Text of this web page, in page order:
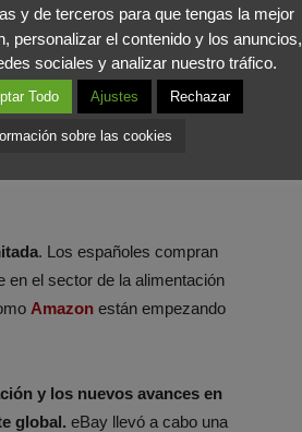
para los comercios y los
click, eligiendodónde, cuándo
por ir físicamente al
del comercio. Hoy
. Los españoles compran
en el sector de la alimentación
Amazon están empezando
y los nuevos avances en
global. eBay llevó a cabo una
y de terceros para que tengas la mejor
personalizar el contenido y los anuncios,
sociales y analizar nuestro tráfico.
Todo Ajustes Rechazar
sobre las cookies